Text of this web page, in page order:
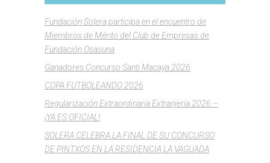
Fundación Solera participa en el encuentro de
Miembros de Mérito del Club de Empresas de
Fundación Osasuna
Ganadores Concurso Santi Macaya 2026
COPA FUTBOLEANDO 2026
Regularización Extraordinaria Extranjería 2026 –
¡YA ES OFICIAL!
SOLERA CELEBRA LA FINAL DE SU CONCURSO
DE PINTXOS EN LA RESIDENCIA LA VAGUADA